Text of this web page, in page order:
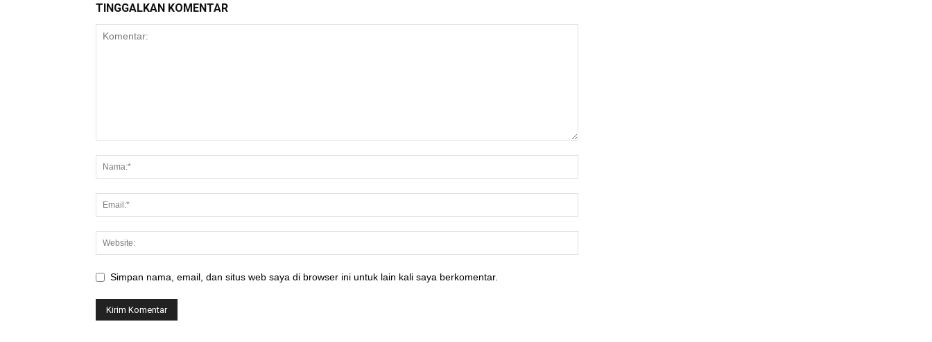
TINGGALKAN KOMENTAR
Simpan nama, email, dan situs web saya di browser ini untuk lain kali saya berkomentar.